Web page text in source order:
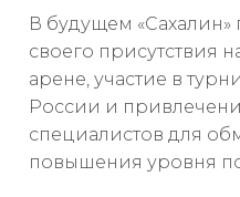
В будущем
своего присутствия
арене, участие в
России и
специалистов для
повышения уровня